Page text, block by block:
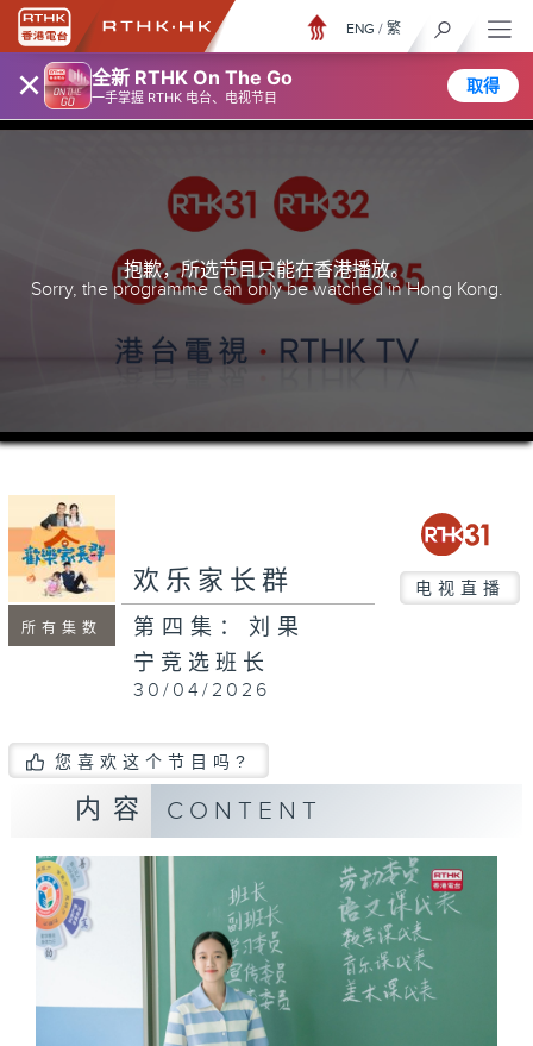
× 全新 RTHK On The Go
一手掌握 RTHK 电台、电视节目
取得
ENG / 繁
抱歉，所选节目只能在香港播放。
Sorry, the programme can only be watched in Hong Kong.
所有集数
欢乐家长群 电视直播
第四集：刘果
宁竞选班长
30/04/2026
您喜欢这个节目吗?
内容 CONTENT